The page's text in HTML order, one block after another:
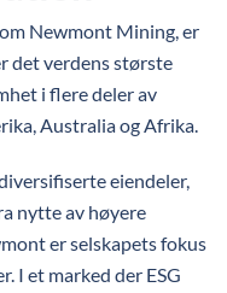
Newmont Mining, er
det verdens største
i flere deler av
Australia og Afrika.
eiendeler,
nytte av høyere
er selskapets fokus
I et marked der ESG